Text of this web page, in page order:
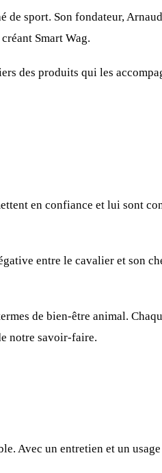
de sport. Son fondateur,
Smart Wag.
des produits qui les
en confiance et lui sont
entre le cavalier et son
de bien-être animal.
notre savoir-faire.
Avec un entretien et un